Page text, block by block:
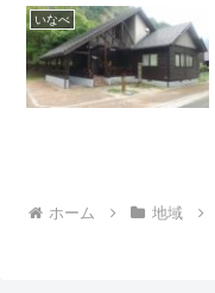
いなべ
ホーム 地域